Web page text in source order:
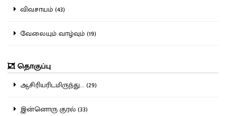
விவசாயம் (43)
வேலையும் வாழ்வும் (19)
தொகுப்பு
ஆசிரியரிடமிருந்து... (29)
இன்னொரு குரல் (33)